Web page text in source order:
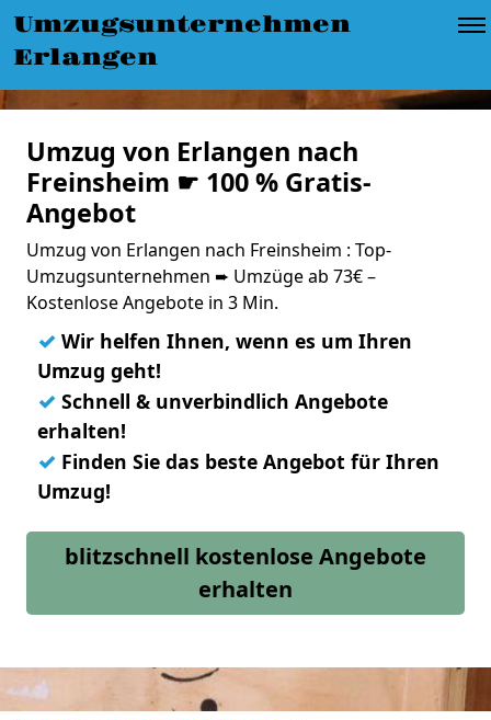
Umzugsunternehmen
Erlangen
Umzug von Erlangen nach
Freinsheim ☛ 100 % Gratis-
Angebot
Umzug von Erlangen nach Freinsheim : Top-
Umzugsunternehmen ➨ Umzüge ab 73€ –
Kostenlose Angebote in 3 Min.
✓ Wir helfen Ihnen, wenn es um Ihren
Umzug geht!
✓ Schnell & unverbindlich Angebote
erhalten!
✓ Finden Sie das beste Angebot für Ihren
Umzug!
blitzschnell kostenlose Angebote
erhalten